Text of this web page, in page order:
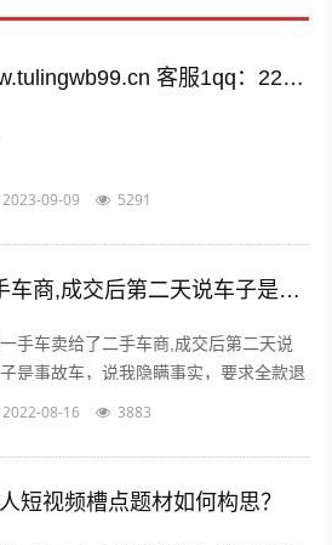
自助下单平台：www.tulingwb99.cn 客服1qq：2221028208 客服2qq：2221028208
2023-09-09 5291
? :一手车卖给了二手车商,成交后第二天说车子是事故车，说隐瞒事实？
手车卖给了二手车商,成交后第二天说
是事故车，说我隐瞒事实，要求全款退
，我该怎么办？ 报警处理。二手车行在
2022-08-16 3883
短视频槽点题材如何构思？